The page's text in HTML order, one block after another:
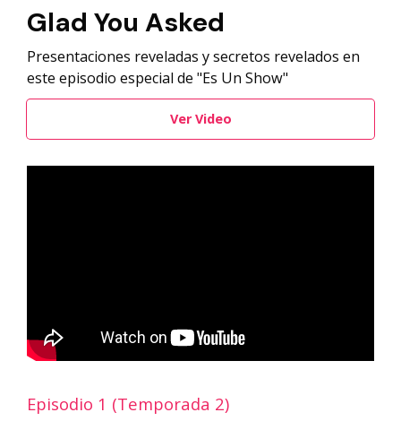
Glad You Asked
Presentaciones reveladas y secretos revelados en
este episodio especial de "Es Un Show"
Ver Video
Episodio 1 (Temporada 2)